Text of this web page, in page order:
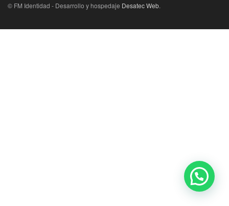
© FM Identidad - Desarrollo y hospedaje Desatec Web.